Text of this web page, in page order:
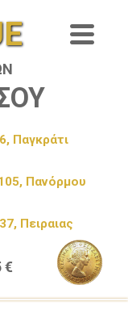
Παγκράτι
Πανόρμου
Πειραιας
€